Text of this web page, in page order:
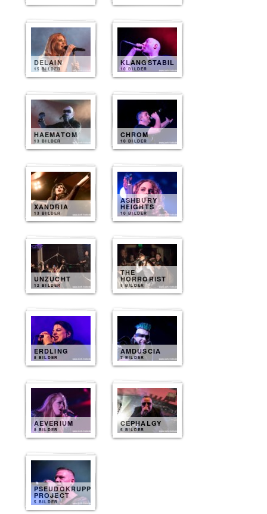
DELAIN
15 BILDER
KLANGSTABIL
10 BILDER
HAEMATOM
13 BILDER
CHROM
10 BILDER
XANDRIA
13 BILDER
ASHBURY
HEIGHTS
10 BILDER
UNZUCHT
12 BILDER
THE
HORRORIST
8 BILDER
ERDLING
8 BILDER
AMDUSCIA
7 BILDER
AEVERIUM
8 BILDER
CEPHALGY
5 BILDER
PSEUDOKRUPP
PROJECT
5 BILDER